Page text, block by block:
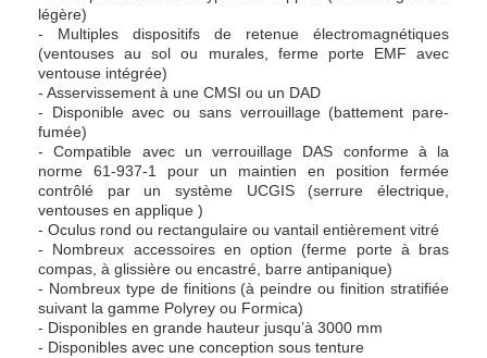
légère)
- Multiples dispositifs de retenue électromagnétiques
(ventouses au sol ou murales, ferme porte EMF avec
ventouse intégrée)
- Asservissement à une CMSI ou un DAD
- Disponible avec ou sans verrouillage (battement pare-
fumée)
- Compatible avec un verrouillage DAS conforme à la
norme 61-937-1 pour un maintien en position fermée
contrôlé par un système UCGIS (serrure électrique,
ventouses en applique )
- Oculus rond ou rectangulaire ou vantail entièrement vitré
- Nombreux accessoires en option (ferme porte à bras
compas, à glissière ou encastré, barre antipanique)
- Nombreux type de finitions (à peindre ou finition stratifiée
suivant la gamme Polyrey ou Formica)
- Disponibles en grande hauteur jusqu’à 3000 mm
- Disponibles avec une conception sous tenture